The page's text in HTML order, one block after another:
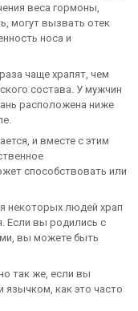
веса гормоны,
могут вызвать отек
носа и
чаще храпят, чем
состава. У мужчин
расположена ниже
и вместе с этим
способствовать или
некоторых людей храп
Если вы родились с
вы можете быть
так же, если вы
как это часто